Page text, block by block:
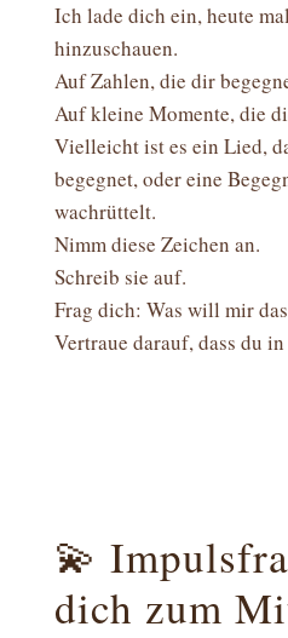
Ich lade dich ein, heute
hinzuschauen.
Auf Zahlen, die dir
Auf kleine Momente, die
Vielleicht ist es ein Lied,
begegnet, oder eine
wachrüttelt.
Nimm diese Zeichen an.
Schreib sie auf.
Frag dich: Was will mir
Vertraue darauf, dass du
💫
dich zum